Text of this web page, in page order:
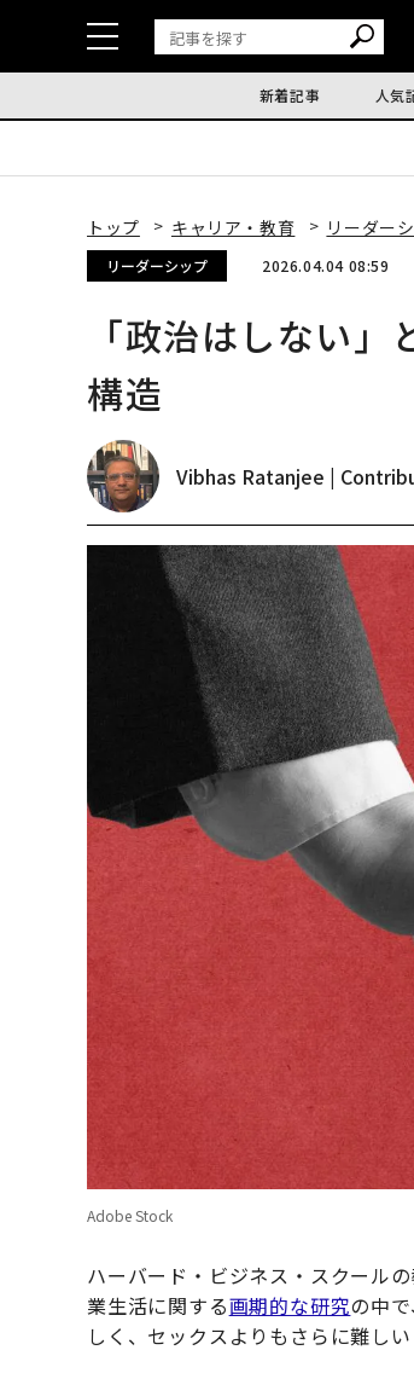
新着記事 人気
トップ キャリア・教育 リーダー
リーダーシップ 2026.04.04 08:59
「政治はしない
構造
Vibhas Ratanjee |
Adobe Stock
ハーバード・ビジネス・スクール
業生活に関する画期的な研究の中
しく、セックスよりもさらに難し